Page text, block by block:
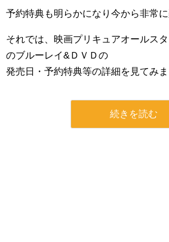
予約特典も明らかになり今から非常に
それでは、映画プリキュアオールス
のブルーレイ&ＤＶＤの
発売日・予約特典等の詳細を見てみま
続きを読む